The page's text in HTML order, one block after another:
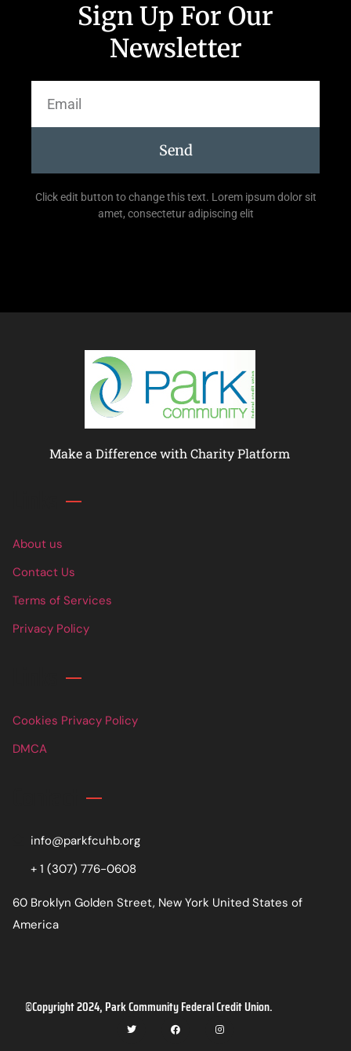
Sign Up For Our
Newsletter
Send
Click edit button to change this text. Lorem ipsum dolor sit
amet, consectetur adipiscing elit
Make a Difference with Charity Platform
About us
Contact Us
Terms of Services
Privacy Policy
Cookies Privacy Policy
DMCA
info@parkfcuhb.org
+ 1 (307) 776-0608
60 Broklyn Golden Street, New York United States of
America
©Copyright 2024, Park Community Federal Credit Union.